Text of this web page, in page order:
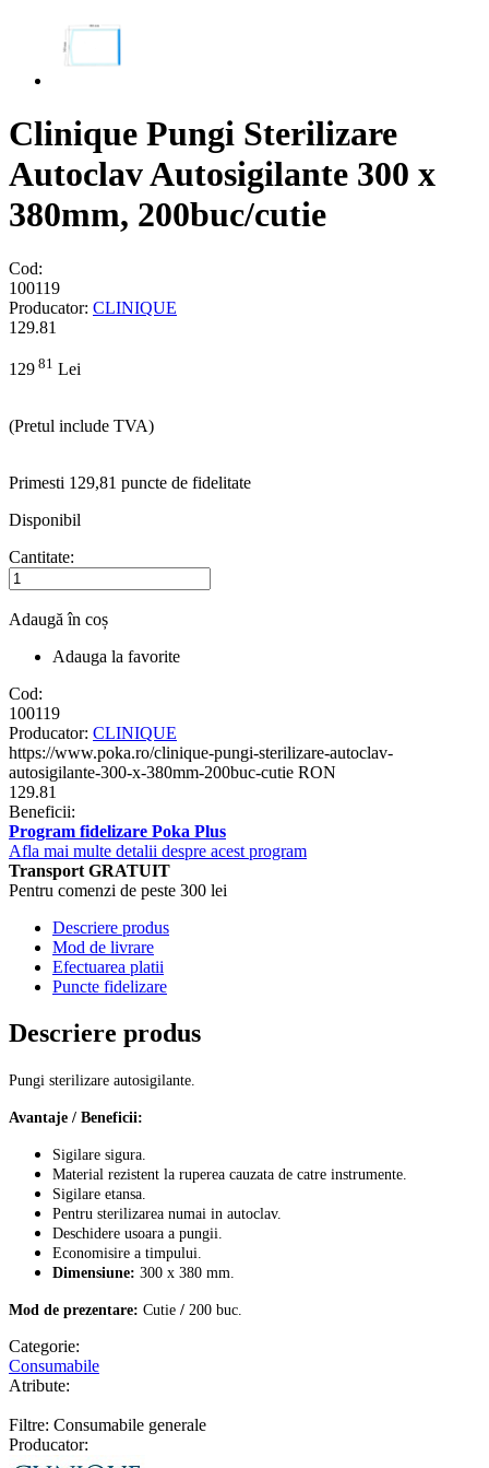
Clinique Pungi Sterilizare
Autoclav Autosigilante 300 x
380mm, 200buc/cutie
Cod:
100119
Producator: CLINIQUE
129.81
129 81 Lei
(Pretul include TVA)
Primesti 129,81 puncte de fidelitate
Disponibil
Cantitate:
Adaugă în coș
Adauga la favorite
Cod:
100119
Producator: CLINIQUE
https://www.poka.ro/clinique-pungi-sterilizare-autoclav-
autosigilante-300-x-380mm-200buc-cutie RON
129.81
Beneficii:
Program fidelizare Poka Plus
Afla mai multe detalii despre acest program
Transport GRATUIT
Pentru comenzi de peste 300 lei
Descriere produs
Mod de livrare
Efectuarea platii
Puncte fidelizare
Descriere produs
Pungi sterilizare autosigilante.
Avantaje / Beneficii:
Sigilare sigura.
Material rezistent la ruperea cauzata de catre instrumente.
Sigilare etansa.
Pentru sterilizarea numai in autoclav.
Deschidere usoara a pungii.
Economisire a timpului.
Dimensiune: 300 x 380 mm.
Mod de prezentare: Cutie / 200 buc.
Categorie:
Consumabile
Atribute:
Filtre: Consumabile generale
Producator: